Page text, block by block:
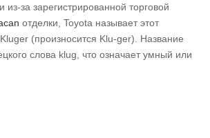
за зарегистрированной торговой
отделки, Toyota называет этот
(произносится Klu-ger). Название
слова klug, что означает умный или